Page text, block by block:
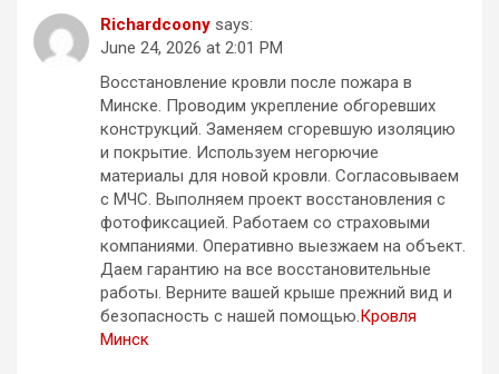
Richardcoony says:
June 24, 2026 at 2:01 PM
Восстановление кровли после пожара в
Минске. Проводим укрепление обгоревших
конструкций. Заменяем сгоревшую изоляцию
и покрытие. Используем негорючие
материалы для новой кровли. Согласовываем
с МЧС. Выполняем проект восстановления с
фотофиксацией. Работаем со страховыми
компаниями. Оперативно выезжаем на объект.
Даем гарантию на все восстановительные
работы. Верните вашей крыше прежний вид и
безопасность с нашей помощью.Кровля
Минск